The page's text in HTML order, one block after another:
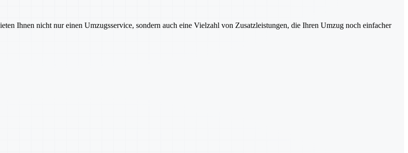
Ihnen nicht nur einen Umzugsservice, sondern auch eine Vielzahl von Zusatzleistungen, die Ihren Umzug noch einfacher